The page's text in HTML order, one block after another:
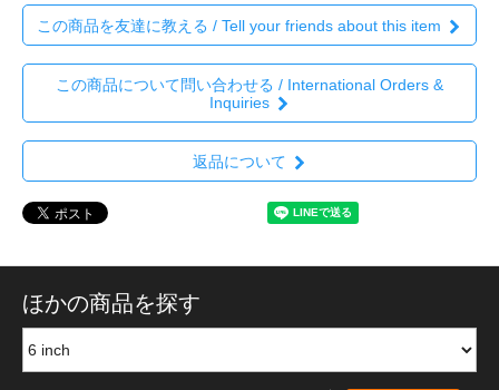
この商品を友達に教える / Tell your friends about this item
この商品について問い合わせる / International Orders &
Inquiries
返品について
ほかの商品を探す